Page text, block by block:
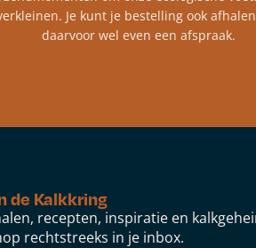
Je kunt je bestelling ook
daarvoor wel even een afspraak.
de Kalkkring
recepten, inspiratie en
rechtstreeks in je inbox.